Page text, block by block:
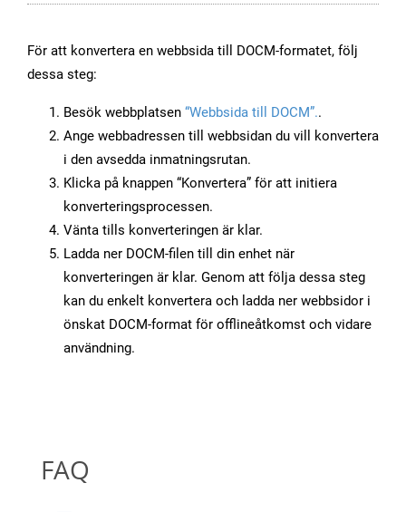
För att konvertera en webbsida till DOCM-formatet, följ
dessa steg:
Besök webbplatsen “Webbsida till DOCM”..
Ange webbadressen till webbsidan du vill konvertera
i den avsedda inmatningsrutan.
Klicka på knappen “Konvertera” för att initiera
konverteringsprocessen.
Vänta tills konverteringen är klar.
Ladda ner DOCM-filen till din enhet när
konverteringen är klar. Genom att följa dessa steg
kan du enkelt konvertera och ladda ner webbsidor i
önskat DOCM-format för offlineåtkomst och vidare
användning.
FAQ